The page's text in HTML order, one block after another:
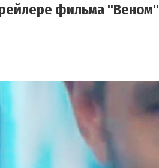
фильма "Веном"